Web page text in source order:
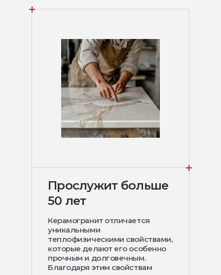
Прослужит больше
50 лет
Керамогранит отличается
уникальными
теплофизическими свойствами,
которые делают его особенно
прочным и долговечным.
Благодаря этим свойствам